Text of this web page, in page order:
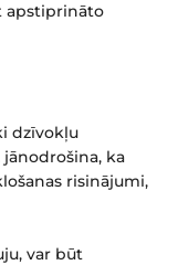
apstiprināto
dzīvokļu
ka
risinājumi,
var būt